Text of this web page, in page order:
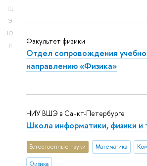
Щ
Э
Ю
Я
Факультет физики
Отдел сопровождения
направлению «Физика»
НИУ ВШЭ в Санкт-Петербурге
Школа информатики, физики и
Естественные науки Математика
Физика